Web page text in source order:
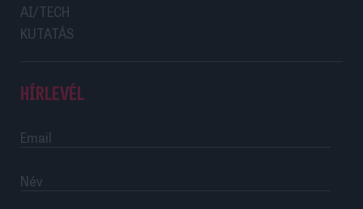
AI/TECH
KUTATÁS
HÍRLEVÉL